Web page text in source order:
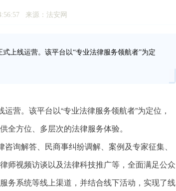
来源：法安网
上线运营。该平台以“专业法律服务领航者”为定
营。该平台以“专业法律服务领航者”为定位，
方位、多层次的法律服务体验。
询解答、民商事纠纷调解、案例及专家征集、
师视频访谈以及法律科技推广等，全面满足公众
务系统等线上渠道，并结合线下活动，实现了线